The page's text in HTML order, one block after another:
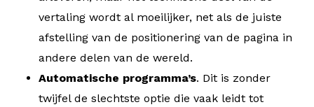
vertaling wordt al moeilijker, net als de juiste
afstelling van de positionering van de pagina in
andere delen van de wereld.
Automatische programma’s. Dit is zonder
twijfel de slechtste optie die vaak leidt tot